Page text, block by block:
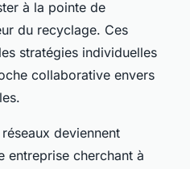
à la pointe de
du recyclage. Ces
stratégies individuelles
collaborative envers
deviennent
entreprise cherchant à